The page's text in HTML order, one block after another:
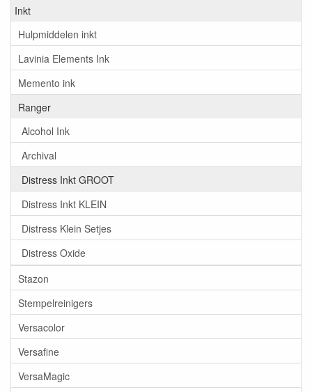
Inkt
Hulpmiddelen inkt
Lavinia Elements Ink
Memento ink
Ranger
Alcohol Ink
Archival
Distress Inkt GROOT
Distress Inkt KLEIN
Distress Klein Setjes
Distress Oxide
Stazon
Stempelreinigers
Versacolor
Versafine
VersaMagic